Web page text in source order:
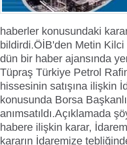
haberler konusundaki
bildirdi.ÖİB'den Metin Kilci
dün bir haber ajansında
Tüpraş Türkiye Petrol
hissesinin satışına ilişkin
konusunda Borsa
anımsatıldı.Açıklamada
habere ilişkin karar,
kararın İdaremize